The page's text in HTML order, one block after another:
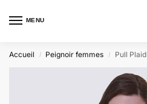
MENU
Accueil / Peignoir femmes / Pull